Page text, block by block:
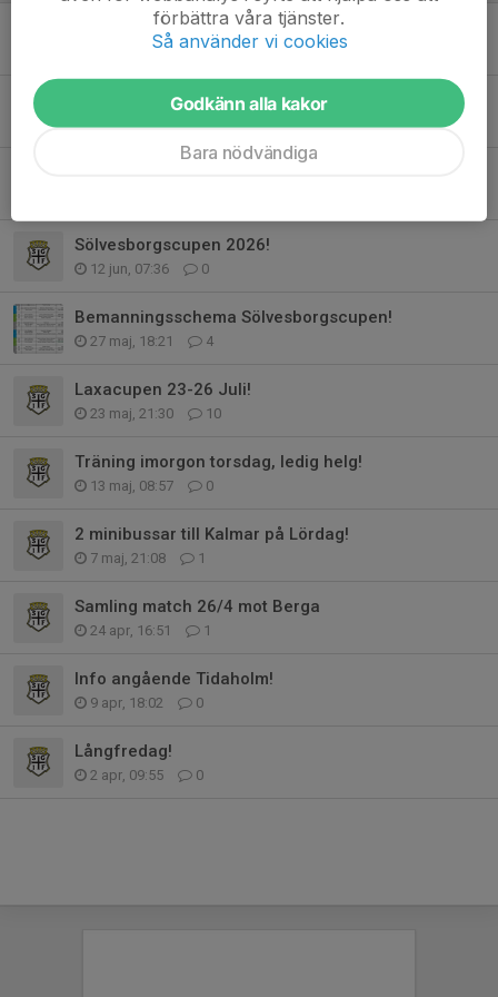
Sista matchen innan sommarledigt!!
27 jun, 19:30 0
17 jun, 20:55 0
Sölvesborgscupen 2026!
12 jun, 07:36 0
Bemanningsschema Sölvesborgscupen!
27 maj, 18:21 4
Laxacupen 23-26 Juli!
23 maj, 21:30 10
Träning imorgon torsdag, ledig helg!
13 maj, 08:57 0
2 minibussar till Kalmar på Lördag!
7 maj, 21:08 1
Samling match 26/4 mot Berga
24 apr, 16:51 1
Info angående Tidaholm!
9 apr, 18:02 0
Långfredag!
2 apr, 09:55 0
förbättra våra tjänster.
Så använder vi cookies
Godkänn alla kakor
Bara nödvändiga